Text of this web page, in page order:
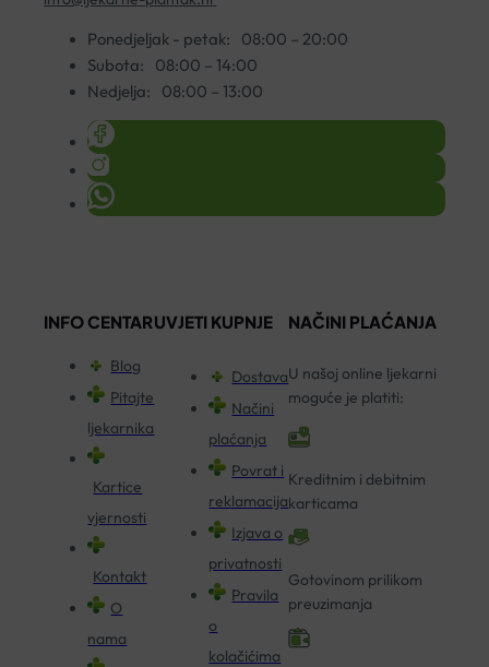
Ponedjeljak - petak:
08:00 – 20:00
Subota:
08:00 – 14:00
Nedjelja:
08:00 – 13:00
INFO CENTAR
Blog
Pitajte
ljekarnika
Kartice
vjernosti
Kontakt
O
nama
UVJETI KUPNJE
Dostava
Načini
plaćanja
Povrat i
reklamacija
Izjava o
privatnosti
Pravila
o
kolačićima
NAČINI PLAĆANJA
U našoj online ljekarni
moguće je platiti:
Kreditnim i debitnim
karticama
Gotovinom prilikom
preuzimanja